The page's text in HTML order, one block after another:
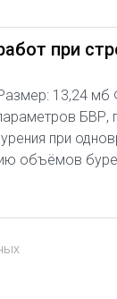
при
13,24
БВР,
при
объёмов